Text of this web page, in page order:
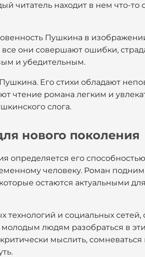
читатель находит в нем что-то
Пушкина в
они совершают ошибки,
и убедительным.
Его стихи обладают
чтение романа легким и
слога.
нового поколения
определяется его
человеку. Роман
остаются актуальными
и социальных сетей,
людям разобраться в
мыслить, сомневаться